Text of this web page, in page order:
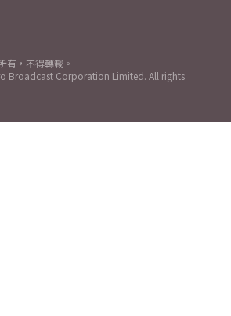
有，不得轉載。
Broadcast Corporation Limited. All rights